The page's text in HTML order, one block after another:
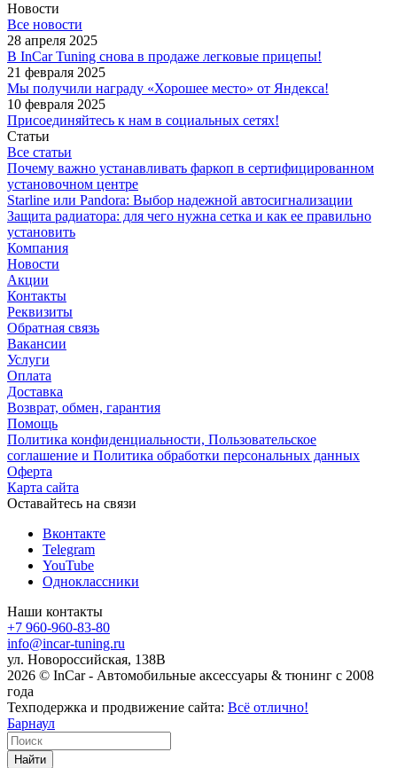
Новости
Все новости
28 апреля 2025
В InCar Tuning снова в продаже легковые прицепы!
21 февраля 2025
Мы получили награду «Хорошее место» от Яндекса!
10 февраля 2025
Присоединяйтесь к нам в социальных сетях!
Статьи
Все статьи
Почему важно устанавливать фаркоп в сертифицированном
установочном центре
Starline или Pandora: Выбор надежной автосигнализации
Защита радиатора: для чего нужна сетка и как ее правильно
установить
Компания
Новости
Акции
Контакты
Реквизиты
Обратная связь
Вакансии
Услуги
Оплата
Доставка
Возврат, обмен, гарантия
Помощь
Политика конфиденциальности, Пользовательское
соглашение и Политика обработки персональных данных
Оферта
Карта сайта
Оставайтесь на связи
Вконтакте
Telegram
YouTube
Одноклассники
Наши контакты
+7 960-960-83-80
info@incar-tuning.ru
ул. Новороссийская, 138В
2026 © InCar - Автомобильные аксессуары & тюнинг с 2008
года
Техподержка и продвижение сайта: Всё отлично!
Барнаул
Найти